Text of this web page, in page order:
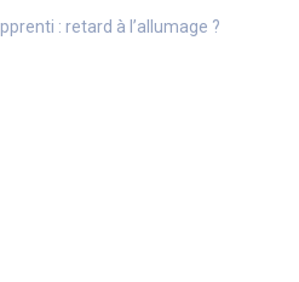
: retard à l’allumage ?